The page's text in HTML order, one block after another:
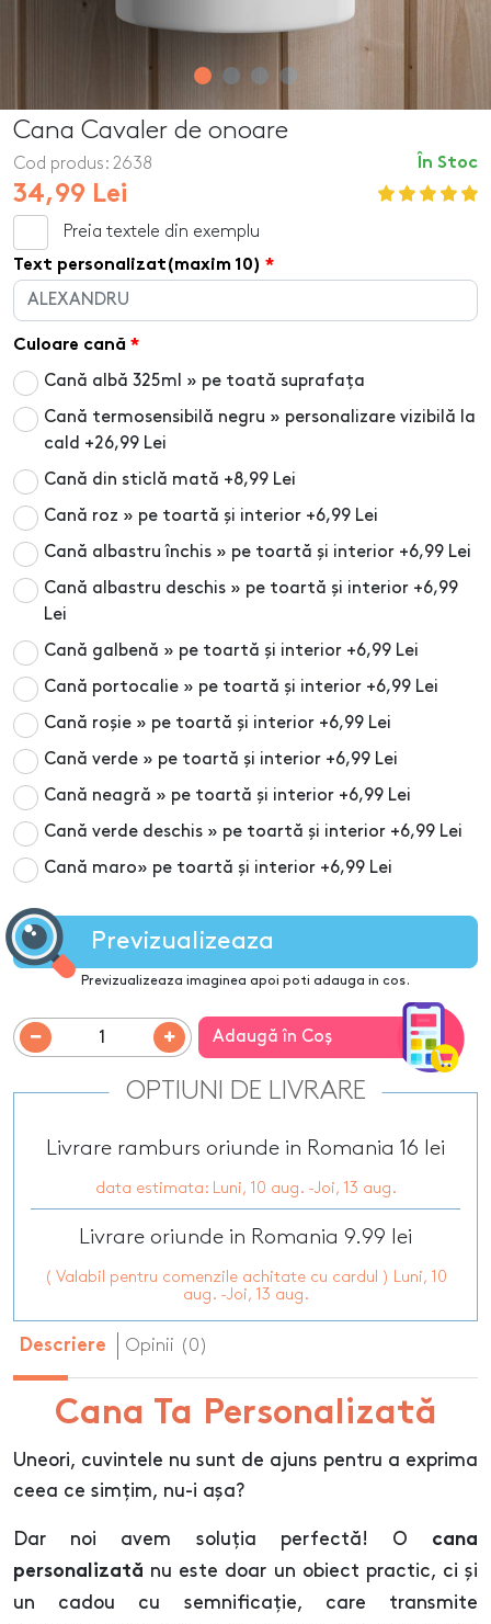
Cana Cavaler de onoare
În Stoc
Cod produs: 2638
34,99 Lei
Preia textele din exemplu
Text personalizat(maxim 10)
Culoare cană
Cană albă 325ml » pe toată suprafața
Cană termosensibilă negru » personalizare vizibilă la
cald +26,99 Lei
Cană din sticlă mată +8,99 Lei
Cană roz » pe toartă și interior +6,99 Lei
Cană albastru închis » pe toartă și interior +6,99 Lei
Cană albastru deschis » pe toartă și interior +6,99
Lei
Cană galbenă » pe toartă și interior +6,99 Lei
Cană portocalie » pe toartă și interior +6,99 Lei
Cană roșie » pe toartă și interior +6,99 Lei
Cană verde » pe toartă și interior +6,99 Lei
Cană neagră » pe toartă și interior +6,99 Lei
Cană verde deschis » pe toartă și interior +6,99 Lei
Cană maro» pe toartă și interior +6,99 Lei
Previzualizeaza
Previzualizeaza imaginea apoi poti adauga in cos.
Adaugă în Coş
OPTIUNI DE LIVRARE
Livrare ramburs oriunde in Romania 16 lei
data estimata: Luni, 10 aug. -Joi, 13 aug.
Livrare oriunde in Romania 9.99 lei
( Valabil pentru comenzile achitate cu cardul ) Luni, 10
aug. -Joi, 13 aug.
Descriere Opinii (0)
Cana Ta Personalizată
Uneori, cuvintele nu sunt de ajuns pentru a exprima
ceea ce simțim, nu-i așa?
Dar noi avem soluția perfectă! O cana
personalizată nu este doar un obiect practic, ci și
un cadou cu semnificație, care transmite